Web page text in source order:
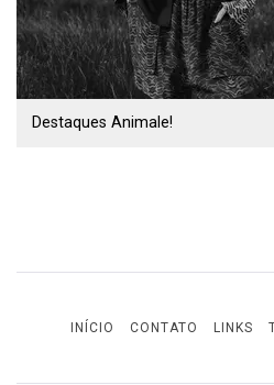
Destaques Animale!
INÍCIO CONTATO LINKS